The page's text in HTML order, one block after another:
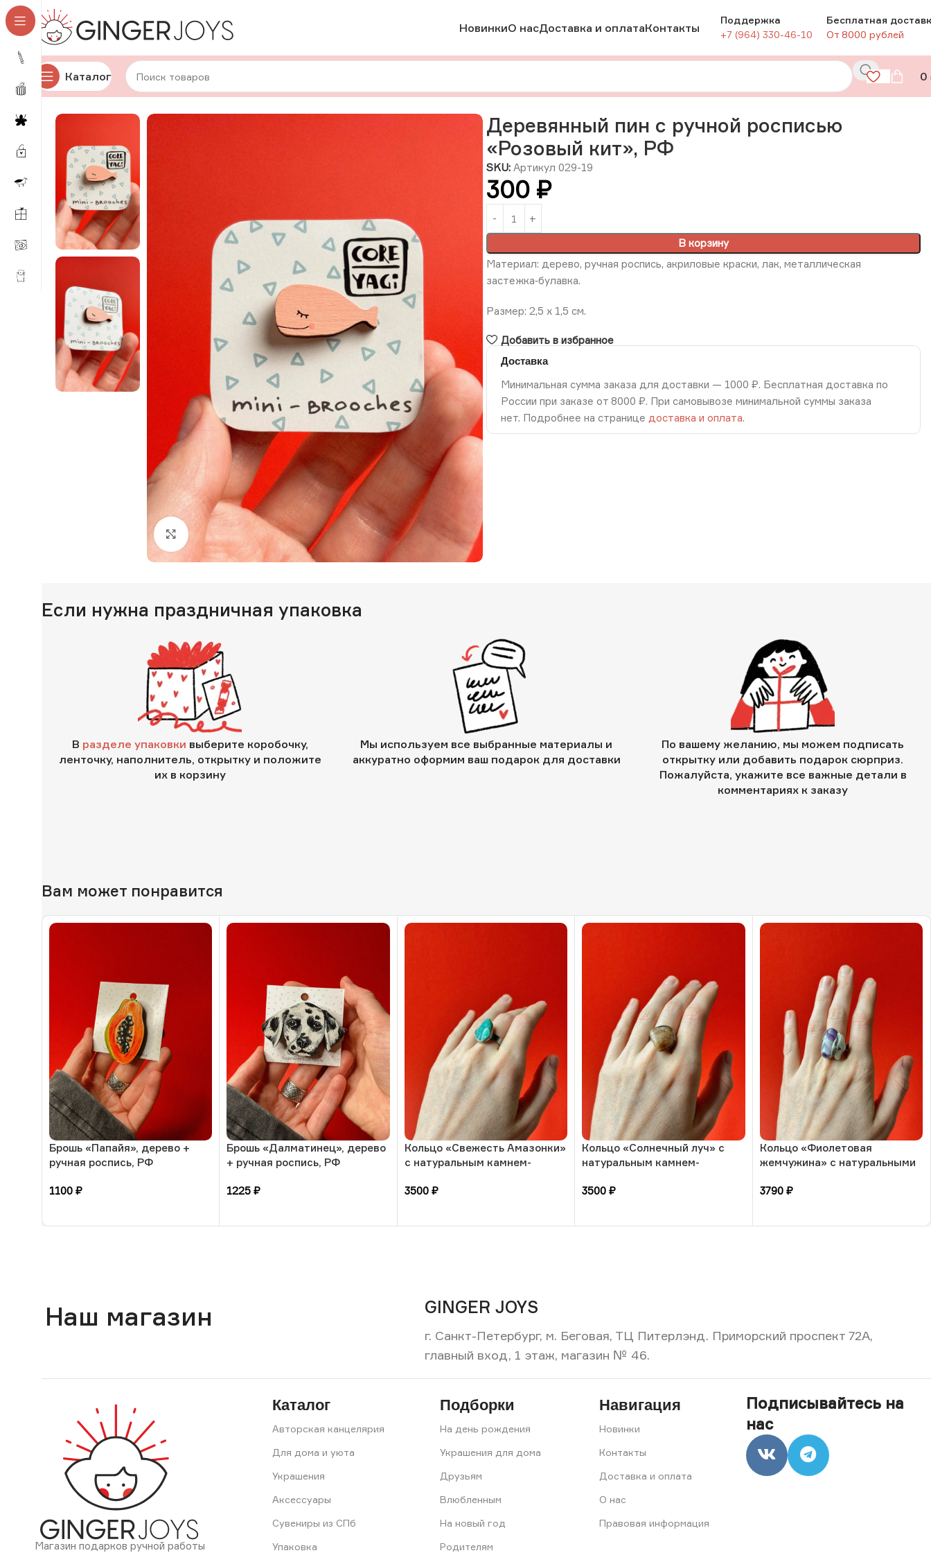
НовинкиО насДоставка и оплатаКонтакты
Поддержка
+7 (964) 330-46-10
Бесплатная
От 8000 рублей
Каталог 0
Главная Украшения Брошки и значки Деревянные брошки Деревянный пин с ручной росписью «Розовый кит», РФ
Нажмите, чтобы увеличить изображение
Деревянный пин с ручной росписью
«Розовый кит», РФ
SKU: Артикул 029-19
300 ₽
В корзину
Материал: дерево, ручная роспись, акриловые краски, лак, металлическая
застежка‑булавка.
Размер: 2,5 х 1,5 см.
Добавить в избранное
Доставка
Минимальная сумма заказа для доставки — 1000 ₽. Бесплатная доставка по
России при заказе от 8000 ₽. При самовывозе минимальной суммы заказа
нет. Подробнее на странице доставка и оплата.
Если нужна праздничная упаковка
В разделе упаковки выберите коробочку,
ленточку, наполнитель, открытку и положите
их в корзину
Мы используем все выбранные материалы и
аккуратно оформим ваш подарок для доставки
По вашему желанию, мы можем подписать
открытку или добавить подарок сюрприз.
Пожалуйста, укажите все важные детали в
комментариях к заказу
Вам может понравится
Брошь «Папайя», дерево +
ручная роспись, РФ
1100 ₽
Брошь «Далматинец», дерево
+ ручная роспись, РФ
1225₽
Кольцо «Свежесть Амазонки»
с натуральным камнем-
3500 ₽
Кольцо «Солнечный луч» с
натуральным камнем-
размера, РБ
3500₽
Кольцо «Фиолетовая
жемчужина» с натуральными
размера, РБ
3790 ₽
Наш магазин GINGER JOYS
г. Санкт-Петербург, м. Беговая, ТЦ Питерлэнд. Приморский проспект 72А,
главный вход, 1 этаж, магазин № 46.
Магазин подарков ручной работы
Каталог
Авторская канцелярия
Для дома и уюта
Украшения
Аксессуары
Сувениры из СПб
Упаковка
Подборки
На день рождения
Украшения для дома
Друзьям
Влюбленным
На новый год
Родителям
Навигация
Новинки
Контакты
Доставка и оплата
О нас
Правовая информация
Подписывайтесь на
нас